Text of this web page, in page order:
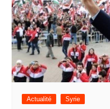
Actualité Syrie